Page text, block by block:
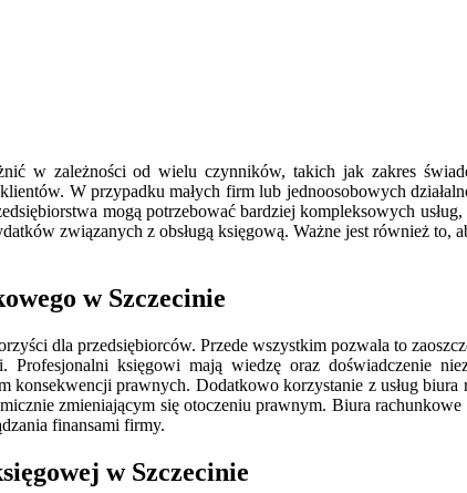
w zależności od wielu czynników, takich jak zakres
W przypadku małych firm lub jednoosobowych
mogą potrzebować bardziej kompleksowych
związanych z obsługą księgową. Ważne jest również
w Szczecinie
dla przedsiębiorców. Przede wszystkim pozwala to
księgowi mają wiedzę oraz doświadczenie
prawnych. Dodatkowo korzystanie z usług
zmieniającym się otoczeniu prawnym. Biura
finansami firmy.
w Szczecinie